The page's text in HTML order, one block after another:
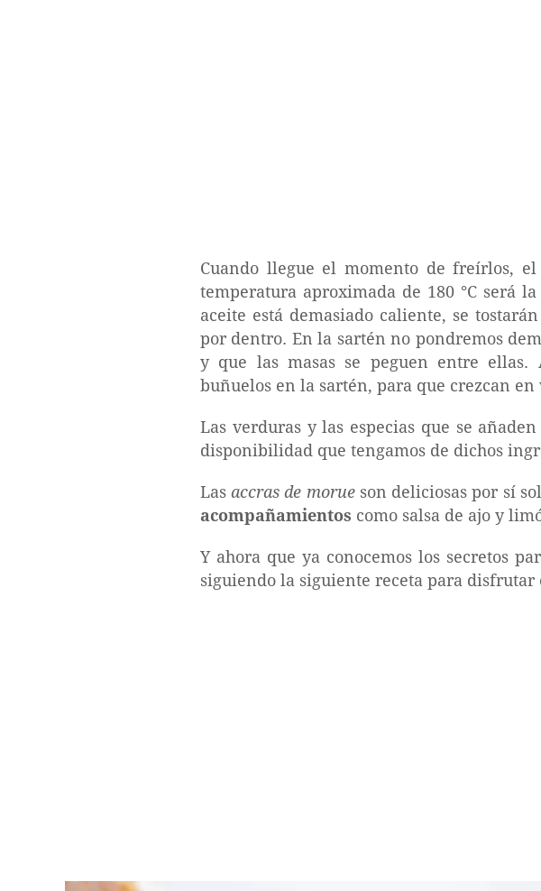
Cuando llegue el momento de freírlos,
temperatura aproximada de 180 °C será
aceite está demasiado caliente, se
por dentro. En la sartén no pondremos
y que las masas se peguen entre
buñuelos en la sartén, para que crezcan en
Las verduras y las especias que se
disponibilidad que tengamos de dichos
Lasaccras de morueson deliciosas por sí
acompañamientos como salsa de ajo y
Y ahora que ya conocemos los secretos
siguiendo la siguiente receta para disfrutar